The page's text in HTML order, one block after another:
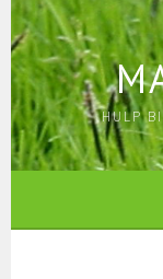
Skip
to
content
HULP